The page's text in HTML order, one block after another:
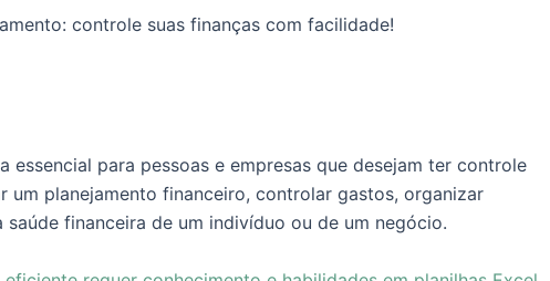
controle suas finanças com facilidade!
essencial para pessoas e empresas que desejam ter controle
um planejamento financeiro, controlar gastos, organizar
financeira de um indivíduo ou de um negócio.